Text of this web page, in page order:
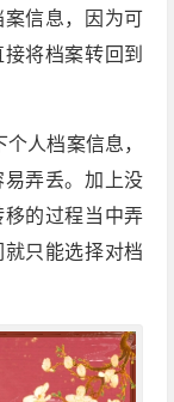
信息，因为可
将档案转回到
人档案信息，
弄丢。加上没
的过程当中弄
只能选择对档